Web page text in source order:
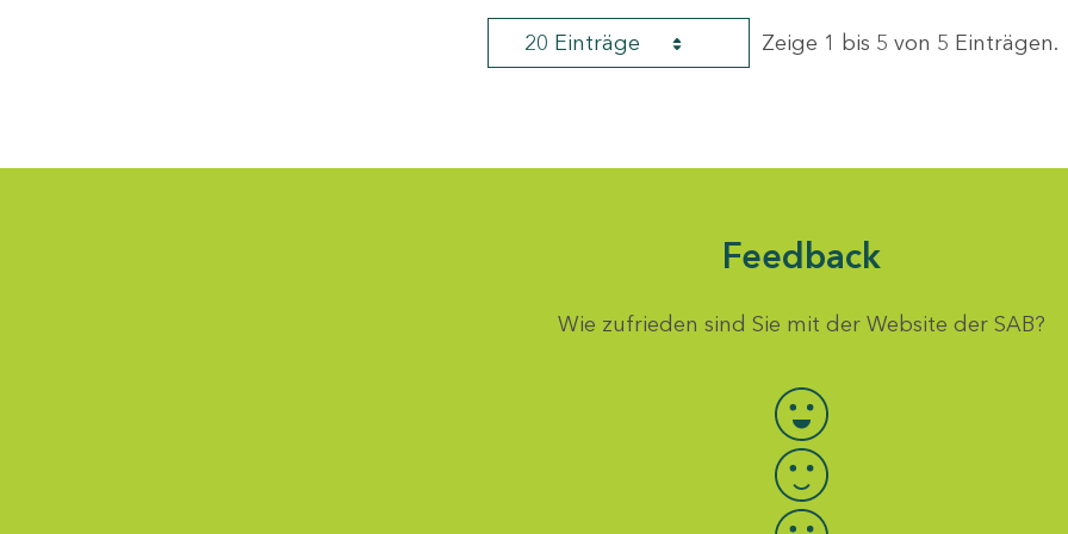
20 Einträge Zeige 1 bis 5 von 5 Einträgen.
Feedback
Wie zufrieden sind Sie mit der Website der SAB?
Bewertung auswählen